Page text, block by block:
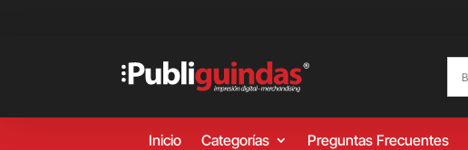
Inicio Categorías Preguntas Frecuentes